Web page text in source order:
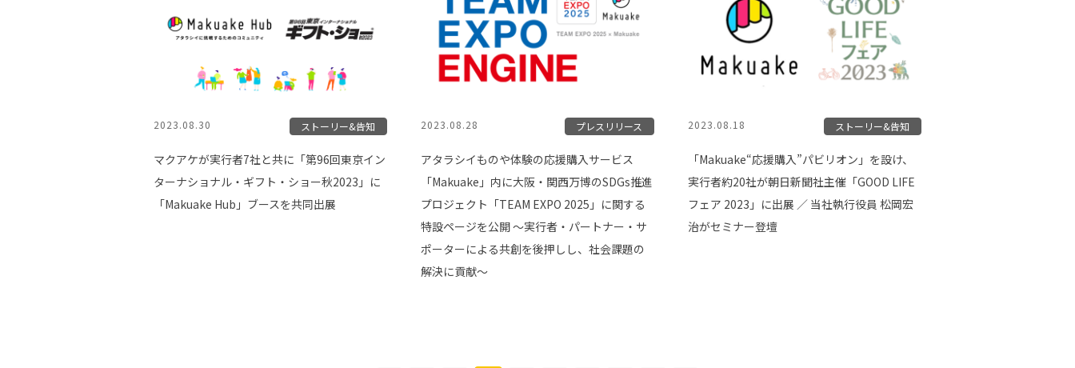
2023.08.30 ストーリー&告知
マクアケが実行者7社と共に「第96回東京イン
ターナショナル・ギフト・ショー秋2023」に
「Makuake Hub」ブースを共同出展
2023.08.28 プレスリリース
アタラシイものや体験の応援購入サービス
「Makuake」内に大阪・関西万博のSDGs推進
プロジェクト「TEAM EXPO 2025」に関する
特設ページを公開 〜実行者・パートナー・サ
ポーターによる共創を後押しし、社会課題の
解決に貢献〜
2023.08.18 ストーリー&告知
「Makuake“応援購入”パビリオン」を設け、
実行者約20社が朝日新聞社主催「GOOD LIFE
フェア 2023」に出展 ／ 当社執行役員 松岡宏
治がセミナー登壇